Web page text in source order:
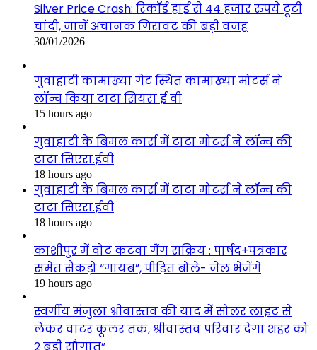
Silver Price Crash: रिकॉर्ड हाई से 44 हजार रुपये टूटी
चांदी, जानें अचानक गिरावट की बड़ी वजह
30/01/2026
गुवाहाटी कामाख्या गेट स्थित कामाख्या मोटर्स ने
लॉन्च किया टाटा सियरा ई वी
15 hours ago
गुवाहाटी के बिमल कार्स में टाटा मोटर्स ने लॉन्च की
टाटा सिएरा.ईवी
18 hours ago
गुवाहाटी के बिमल कार्स में टाटा मोटर्स ने लॉन्च की
टाटा सिएरा.ईवी
18 hours ago
काशीपुर में वोट कटवा गैंग सक्रिय : पार्षद+पत्रकार
समेत सैकड़ो “गायब”, पीड़ित बोले- जेल भेजेंगे
19 hours ago
स्वर्गीय मंजुला श्रीवास्तव की याद में सोलर लाइट से
लेकर वाटर कूलर तक, श्रीवास्तव परिवार देगा शहर को